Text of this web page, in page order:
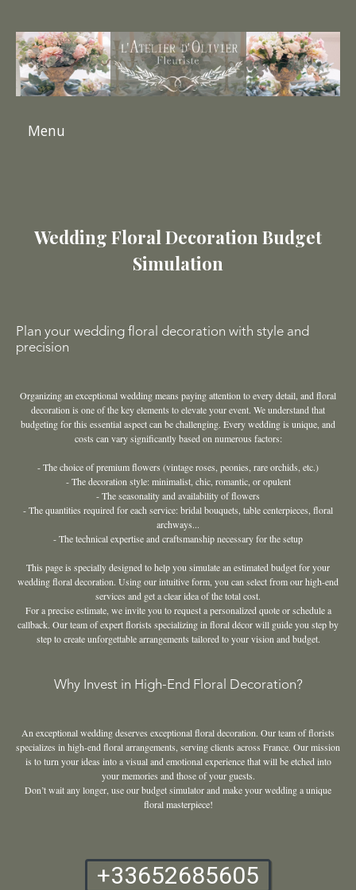
Menu
Wedding Floral Decoration Budget
Simulation
Plan your wedding floral decoration with style and
precision
Organizing an exceptional wedding means paying attention to every detail, and floral
decoration is one of the key elements to elevate your event. We understand that
budgeting for this essential aspect can be challenging. Every wedding is unique, and
costs can vary significantly based on numerous factors:
- The choice of premium flowers (vintage roses, peonies, rare orchids, etc.)
- The decoration style: minimalist, chic, romantic, or opulent
- The seasonality and availability of flowers
- The quantities required for each service: bridal bouquets, table centerpieces, floral
archways...
- The technical expertise and craftsmanship necessary for the setup
This page is specially designed to help you simulate an estimated budget for your
wedding floral decoration. Using our intuitive form, you can select from our high-end
services and get a clear idea of the total cost.
For a precise estimate, we invite you to request a personalized quote or schedule a
callback. Our team of expert florists specializing in floral décor will guide you step by
step to create unforgettable arrangements tailored to your vision and budget.
Why Invest in High-End Floral Decoration?
An exceptional wedding deserves exceptional floral decoration. Our team of florists
specializes in high-end floral arrangements, serving clients across France. Our mission
is to turn your ideas into a visual and emotional experience that will be etched into
your memories and those of your guests.
Don’t wait any longer, use our budget simulator and make your wedding a unique
floral masterpiece!
+33652685605